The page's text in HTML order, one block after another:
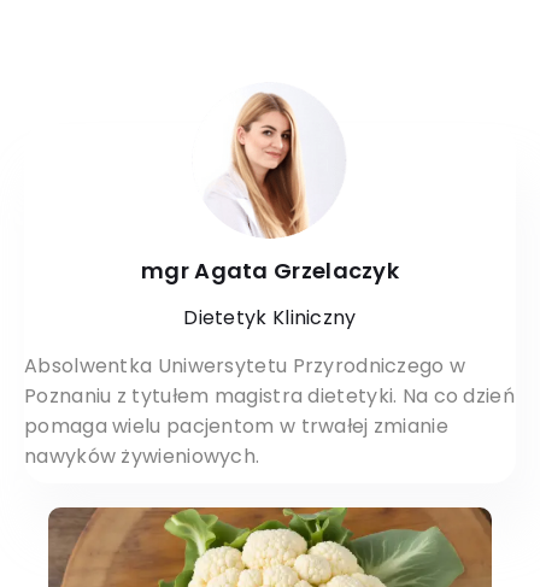
mgr Agata Grzelaczyk
Dietetyk Kliniczny
Absolwentka Uniwersytetu Przyrodniczego w
Poznaniu z tytułem magistra dietetyki. Na co dzień
pomaga wielu pacjentom w trwałej zmianie
nawyków żywieniowych.